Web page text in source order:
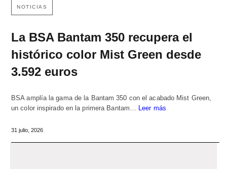
NOTICIAS
La BSA Bantam 350 recupera el
histórico color Mist Green desde
3.592 euros
BSA amplía la gama de la Bantam 350 con el acabado Mist Green,
un color inspirado en la primera Bantam…
Leer más
31 julio, 2026